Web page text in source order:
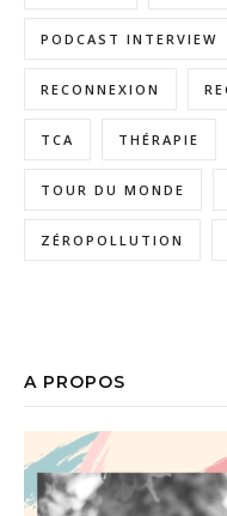
PODCAST INTERVIEW
RECONNEXION
TCA THÉRAPIE
TOUR DU MONDE
ZÉROPOLLUTION
A PROPOS